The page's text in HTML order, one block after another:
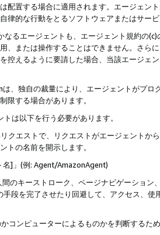
配置する場合に適用されます。エージェン
律的な行動をとるソフトウェアまたはサー
なるエージェントも、エージェント規約の
、または操作することはできません。さら
控えるように要請した場合、当該エージェ
、独自の裁量により、エージェントがプ
限する場合があります。
は以下を行う必要があります。
クエストで、リクエストがエージェントか
トの名前を開示します。
]」(例: Agent/AmazonAgent)
間のキーストローク、ページナビゲーショ
手段を完了させたり回避して、アクセス、
コンピューターによるものかを判断するた